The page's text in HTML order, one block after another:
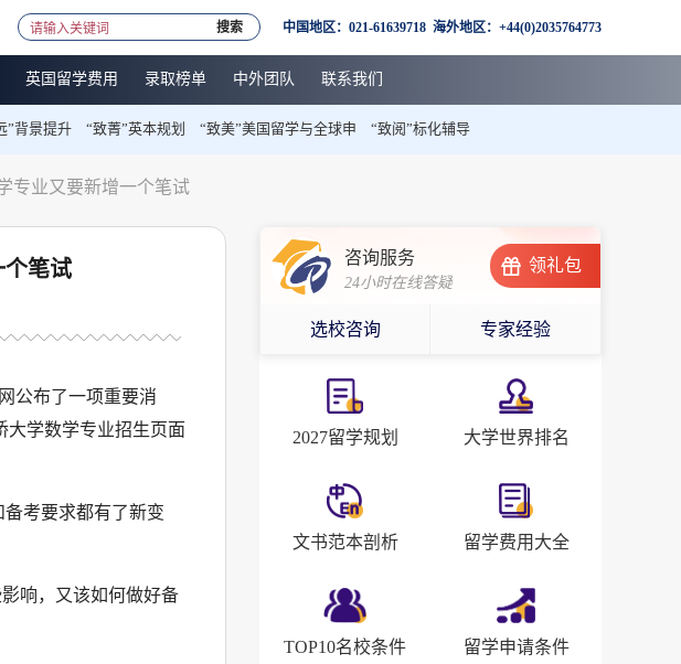
中国地区：021-61639718 海外地区：+44(0)2035764773
搜索
英国留学费用 录取榜单 中外团队 联系我们
”背景提升 “致菁”英本规划 “致美”美国留学与全球申 “致阅”标化辅导
专业又要新增一个笔试
个笔试
公布了一项重要消
大学数学专业招生页面
考要求都有了新变
响，又该如何做好备
咨询服务
24小时在线答疑
选校咨询 专家经验
领礼包
2027留学规划 大学世界排名
文书范本剖析 留学费用大全
TOP10名校条件 留学申请条件